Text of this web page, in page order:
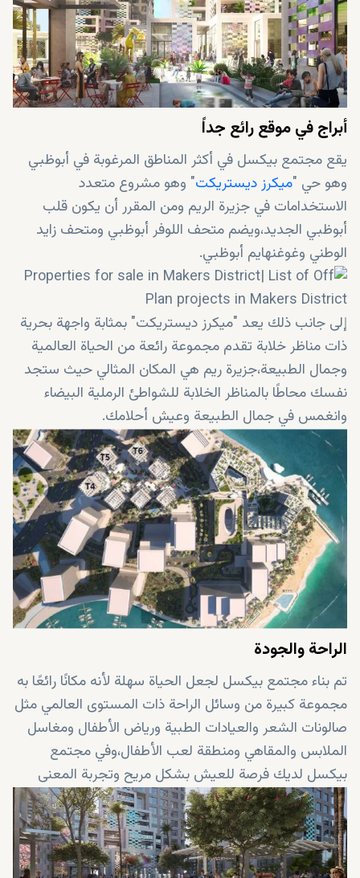
أبراج في موقع رائع جداً
يقع مجتمع بيكسل في أكثر المناطق المرغوبة في أبوظبي
وهو حي "ميكرز ديستريكت" وهو مشروع متعدد
الاستخدامات في جزيرة الريم ومن المقرر أن يكون قلب
أبوظبي الجديد،ويضم متحف اللوفر أبوظبي ومتحف زايد
الوطني وغوغنهايم أبوظبي.
إلى جانب ذلك يعد "ميكرز ديستريكت" بمثابة واجهة بحرية
ذات مناظر خلابة تقدم مجموعة رائعة من الحياة العالمية
وجمال الطبيعة،جزيرة ريم هي المكان المثالي حيث ستجد
نفسك محاطًا بالمناظر الخلابة للشواطئ الرملية البيضاء
وانغمس في جمال الطبيعة وعيش أحلامك.
الراحة والجودة
تم بناء مجتمع بيكسل لجعل الحياة سهلة لأنه مكانًا رائعًا به
مجموعة كبيرة من وسائل الراحة ذات المستوى العالمي مثل
صالونات الشعر والعيادات الطبية ورياض الأطفال ومغاسل
الملابس والمقاهي ومنطقة لعب الأطفال،وفي مجتمع
بيكسل لديك فرصة للعيش بشكل مريح وتجربة المعنى
الحقيقي للحياة الفخمة.